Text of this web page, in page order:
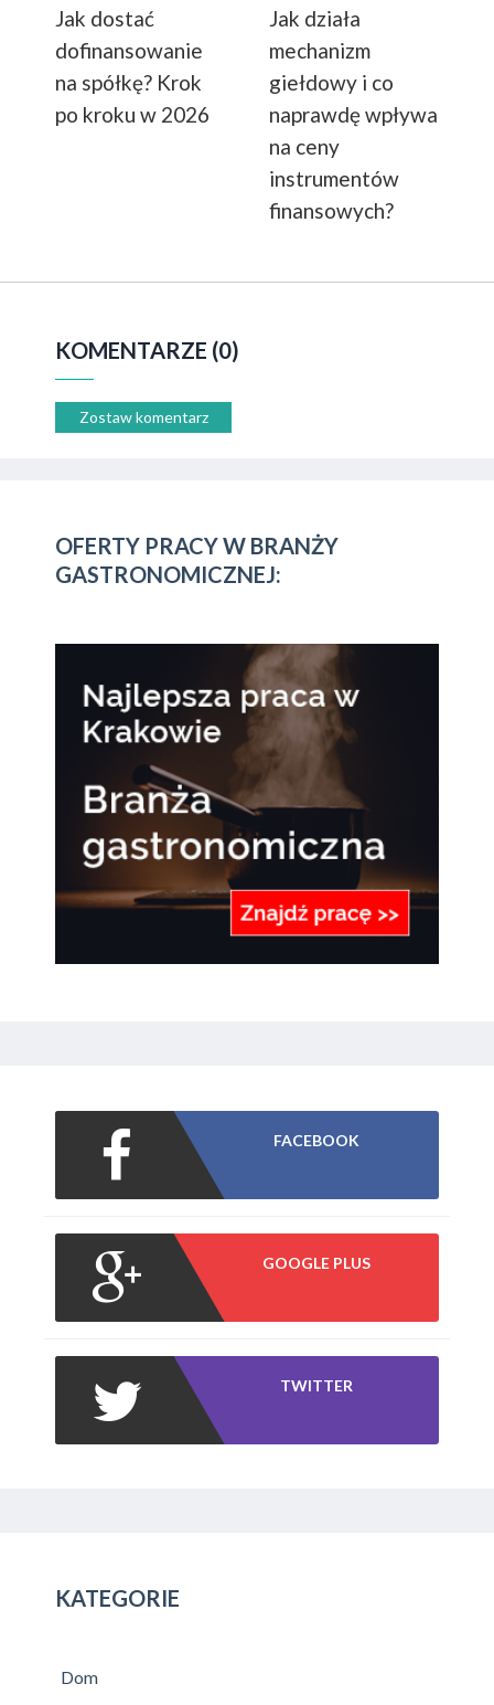
Jak dostać
dofinansowanie
na spółkę? Krok
po kroku w 2026
Jak działa
mechanizm
giełdowy i co
naprawdę wpływa
na ceny
instrumentów
finansowych?
KOMENTARZE (0)
Zostaw komentarz
OFERTY PRACY W BRANŻY
GASTRONOMICZNEJ:
FACEBOOK
GOOGLE PLUS
TWITTER
KATEGORIE
Dom